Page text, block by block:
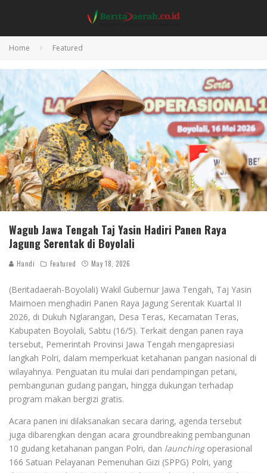
Home Featured
Wagub Jawa Tengah Taj Yasin Hadiri Panen Raya
Jagung Serentak di Boyolali
Handi Featured May 18, 2026
(Beritadaerah-Boyolali) Wakil Gubernur Jawa Tengah, Taj Yasin
Maimoen menghadiri Panen Raya Jagung Serentak Kuartal II
2026, di Dukuh Nglarangan, Desa Teras, Kecamatan Teras,
Kabupaten Boyolali, Sabtu (16/5). Terkait dengan panen raya
tersebut, Pemerintah Provinsi Jawa Tengah mengapresiasi
langkah Polri, dalam memperkuat ketahanan pangan nasional di
wilayahnya. Penguatan itu mulai dari pendampingan petani,
pembangunan gudang pangan, hingga dukungan terhadap
program makan bergizi gratis.
Acara panen ini dilaksanakan secara daring, agenda tersebut
juga dibarengkan dengan acara groundbreaking pembangunan
10 gudang ketahanan pangan Polri, dan launchingoperasional
166 Satuan Pelayanan Pemenuhan Gizi (SPPG) Polri, yang